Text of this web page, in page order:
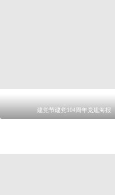
建党节建党104周年党建海报